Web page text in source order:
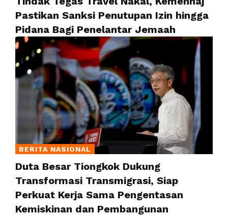
Pastikan Sanksi Penutupan Izin hingga
Pidana Bagi Penelantar Jemaah
BERITA NASIONAL
Duta Besar Tiongkok Dukung
Transformasi Transmigrasi, Siap
Perkuat Kerja Sama Pengentasan
Kemiskinan dan Pembangunan